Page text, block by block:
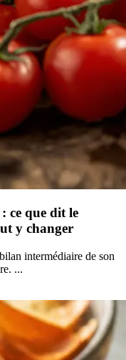
ce que dit le
y changer
intermédiaire de son
...